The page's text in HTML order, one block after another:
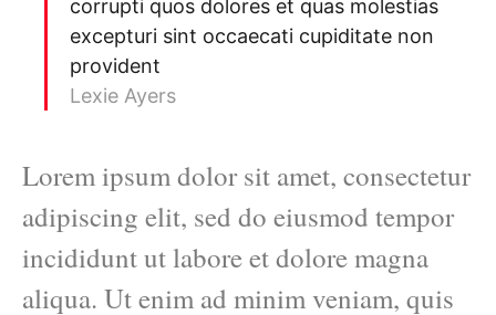
corrupti quos dolores et quas molestias
excepturi sint occaecati cupiditate non
provident
Lexie Ayers
Lorem ipsum dolor sit amet, consectetur
adipiscing elit, sed do eiusmod tempor
incididunt ut labore et dolore magna
aliqua. Ut enim ad minim veniam, quis